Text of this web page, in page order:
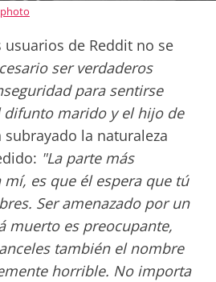
usuarios de Reddit no se
ser verdaderos
para sentirse
difunto marido y el hijo de
subrayado la naturaleza
"La parte más
es que él espera que tú
Ser amenazado por un
muerto es preocupante,
también el nombre
horrible. No importa